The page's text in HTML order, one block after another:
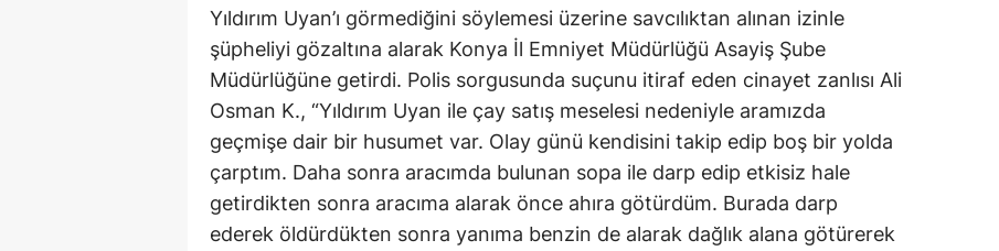
Yıldırım Uyan’ı görmediğini söylemesi üzerine savcılıktan alınan izinle
şüpheliyi gözaltına alarak Konya İl Emniyet Müdürlüğü Asayiş Şube
Müdürlüğüne getirdi. Polis sorgusunda suçunu itiraf eden cinayet zanlısı Ali
Osman K., “Yıldırım Uyan ile çay satış meselesi nedeniyle aramızda
geçmişe dair bir husumet var. Olay günü kendisini takip edip boş bir yolda
çarptım. Daha sonra aracımda bulunan sopa ile darp edip etkisiz hale
getirdikten sonra aracıma alarak önce ahıra götürdüm. Burada darp
ederek öldürdükten sonra yanıma benzin de alarak dağlık alana götürerek